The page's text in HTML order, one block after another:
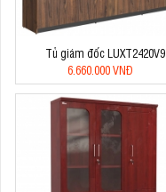
Tủ giám đốc LUXT2420V9
6.660.000 VNĐ